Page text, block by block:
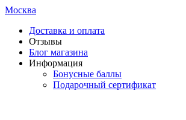
Москва
Доставка и оплата
Отзывы
Блог магазина
Информация
Бонусные баллы
Подарочный сертификат